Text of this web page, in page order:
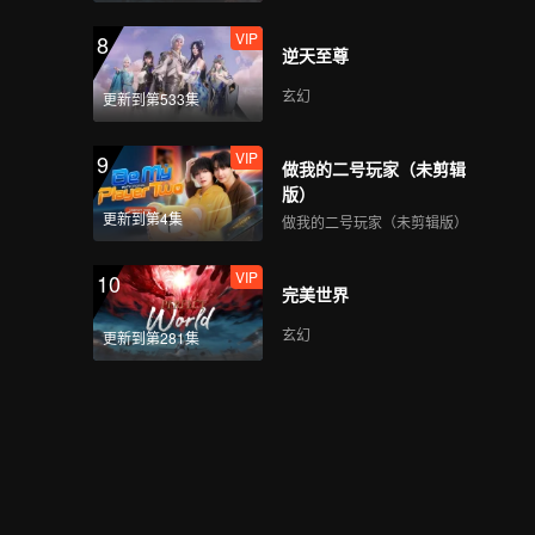
8
更新到第533集
VIP
逆天至尊
玄幻
9
更新到第4集
VIP
做我的二号玩家（未剪辑
版）
做我的二号玩家（未剪辑版）
10
更新到第281集
VIP
完美世界
玄幻